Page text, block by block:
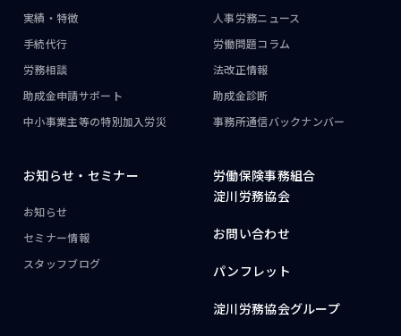
実績・特徴
手続代行
労務相談
助成金申請サポート
中小事業主等の特別加入労災
人事労務ニュース
労働問題コラム
法改正情報
助成金診断
事務所通信バックナンバー
お知らせ・ セミナー
お知らせ
セミナー情報
スタッフブログ
労働保険事務組合
淀川労務協会
お問い合わせ
パンフレット
淀川労務協会グループ